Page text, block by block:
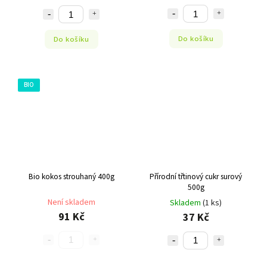
Do košíku Do košíku
BIO
Bio kokos strouhaný 400g
Není skladem
91 Kč
Přírodní třtinový cukr surový
500g
Skladem (1 ks)
37 Kč